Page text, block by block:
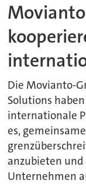
Die Movianto-
Solutions
internationale
es,
anzubieten
Unternehmen